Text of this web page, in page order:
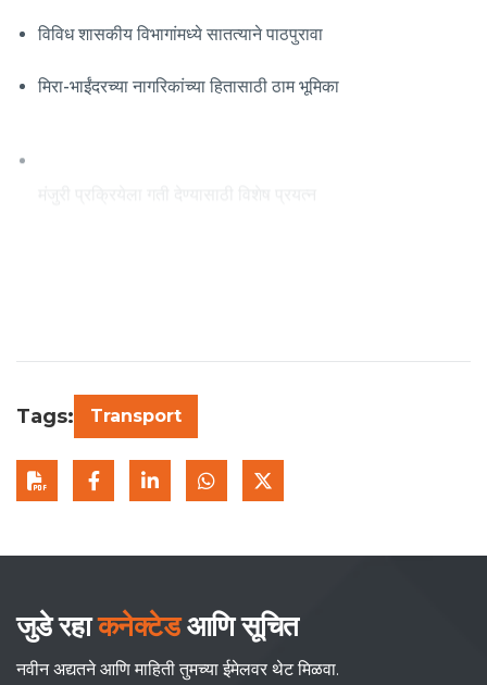
विविध शासकीय विभागांमध्ये सातत्याने पाठपुरावा
मिरा-भाईंदरच्या नागरिकांच्या हितासाठी ठाम भूमिका
Tags: Transport
जुडे रहाकनेक्टेडआणि सूचित
नवीन अद्यतने आणि माहिती तुमच्या ईमेलवर थेट मिळवा.